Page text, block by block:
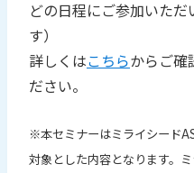
どの日程にご参加いた
す）
詳しくはこちらからご確
ださい。
※本セミナーはミライシード
対象とした内容となります。